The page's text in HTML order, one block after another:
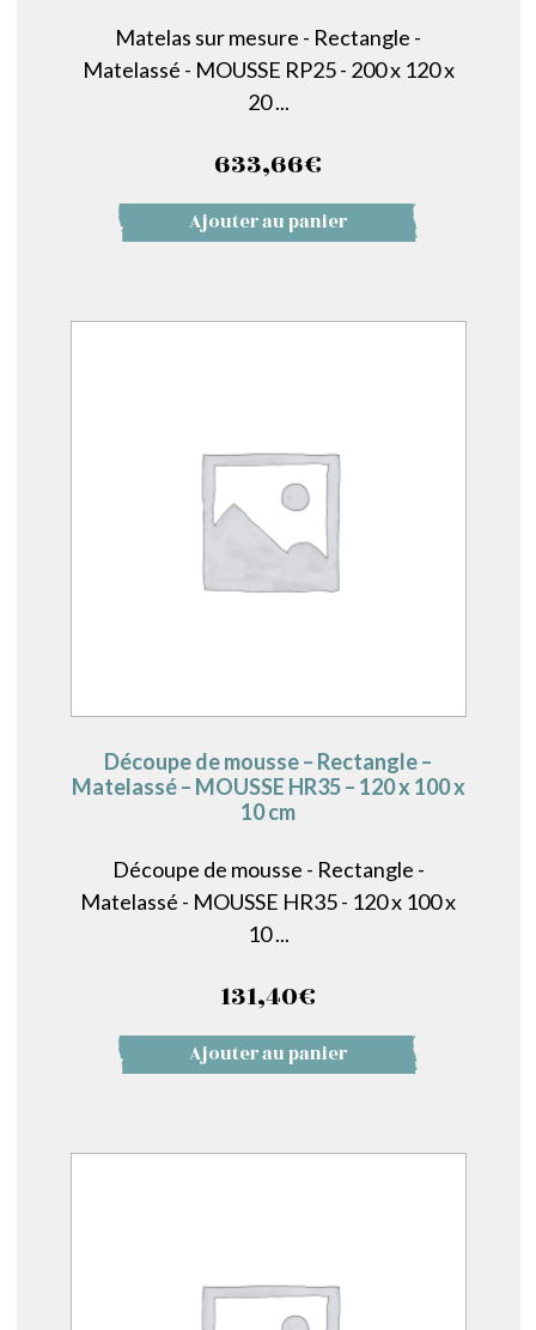
Matelas sur mesure - Rectangle -
Matelassé - MOUSSE RP25 - 200 x 120 x
20 ...
633,66€
Ajouter au panier
Découpe de mousse – Rectangle –
Matelassé – MOUSSE HR35 – 120 x 100 x
10 cm
Découpe de mousse - Rectangle -
Matelassé - MOUSSE HR35 - 120 x 100 x
10 ...
131,40€
Ajouter au panier